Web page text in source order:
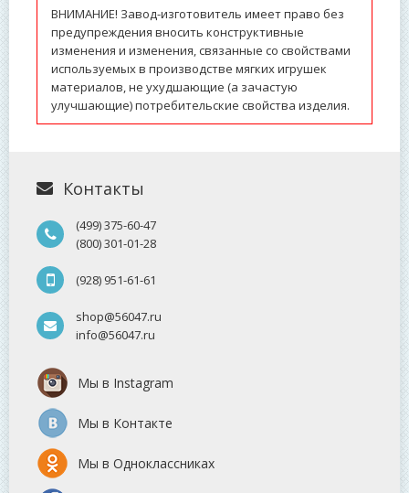
ВНИМАНИЕ! Завод-изготовитель имеет право без
предупреждения вносить конструктивные
изменения и изменения, связанные со свойствами
используемых в производстве мягких игрушек
материалов, не ухудшающие (а зачастую
улучшающие) потребительские свойства изделия.
Контакты
(499) 375-60-47
(800) 301-01-28
(928) 951-61-61
shop@56047.ru
info@56047.ru
Мы в Instagram
Мы в Контакте
Мы в Одноклассниках